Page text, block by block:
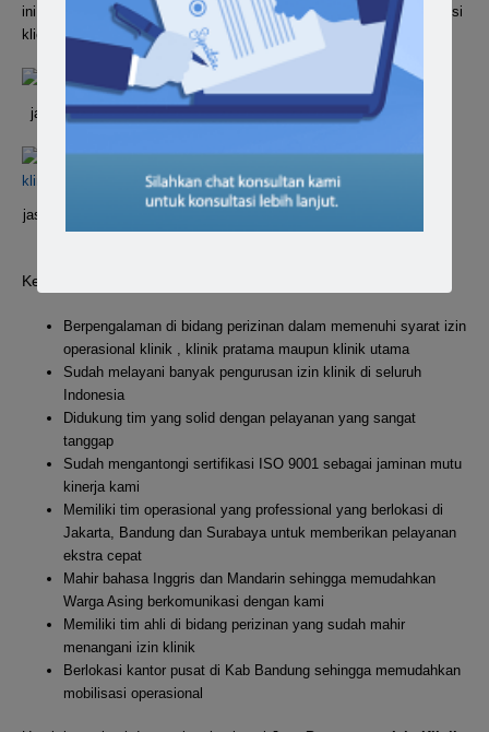
ini. Kami fleksibel dan menyesuaikan dengan kebutuhan serta kondisi
klien.
jasa pengurusan izin klinik
jasa pengurusan izin operasional klinik
Kenapa Memilih Kami sebagai Jasa Pengurusan Izin Klinik
Berpengalaman di bidang perizinan dalam memenuhi syarat izin
operasional klinik , klinik pratama maupun klinik utama
Sudah melayani banyak pengurusan izin klinik di seluruh
Indonesia
Didukung tim yang solid dengan pelayanan yang sangat
tanggap
Sudah mengantongi sertifikasi ISO 9001 sebagai jaminan mutu
kinerja kami
Memiliki tim operasional yang professional yang berlokasi di
Jakarta, Bandung dan Surabaya untuk memberikan pelayanan
ekstra cepat
Mahir bahasa Inggris dan Mandarin sehingga memudahkan
Warga Asing berkomunikasi dengan kami
Memiliki tim ahli di bidang perizinan yang sudah mahir
menangani izin klinik
Berlokasi kantor pusat di Kab Bandung sehingga memudahkan
mobilisasi operasional